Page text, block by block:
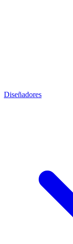
Diseñadores